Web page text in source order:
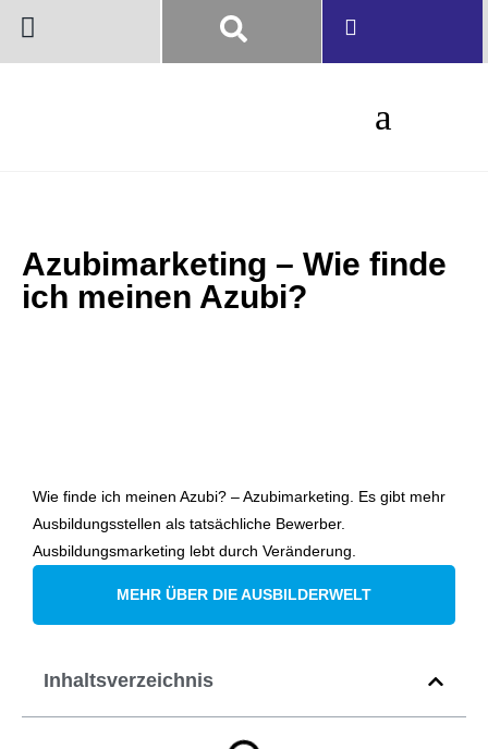
Azubimarketing – Wie finde
ich meinen Azubi?
Wie finde ich meinen Azubi? – Azubimarketing. Es gibt mehr
Ausbildungsstellen als tatsächliche Bewerber.
Ausbildungsmarketing lebt durch Veränderung.
MEHR ÜBER DIE AUSBILDERWELT
Inhaltsverzeichnis